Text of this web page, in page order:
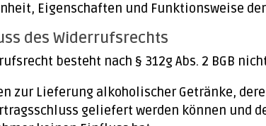
Eigenschaften und Funktionsweise
des Widerrufsrechts
besteht nach § 312g Abs. 2 BGB
zur Lieferung alkoholischer Getränke,
geliefert werden können und